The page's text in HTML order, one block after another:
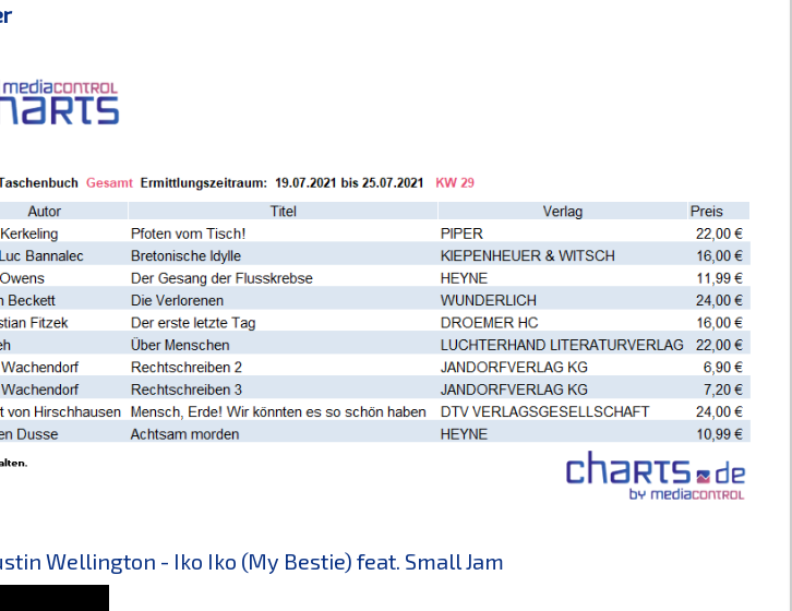
Wellington - Iko Iko (My Bestie) feat. Small Jam